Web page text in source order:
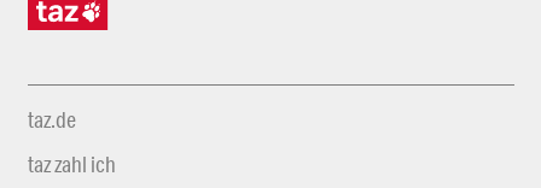
taz.de
taz zahl ich